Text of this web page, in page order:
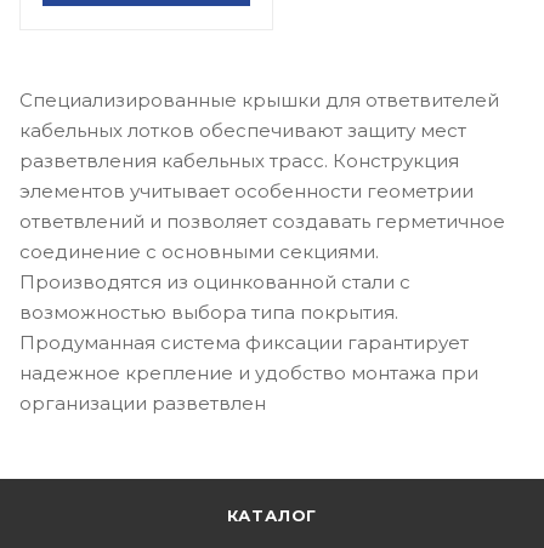
Специализированные крышки для ответвителей
кабельных лотков обеспечивают защиту мест
разветвления кабельных трасс. Конструкция
элементов учитывает особенности геометрии
ответвлений и позволяет создавать герметичное
соединение с основными секциями.
Производятся из оцинкованной стали с
возможностью выбора типа покрытия.
Продуманная система фиксации гарантирует
надежное крепление и удобство монтажа при
организации разветвлен
КАТАЛОГ